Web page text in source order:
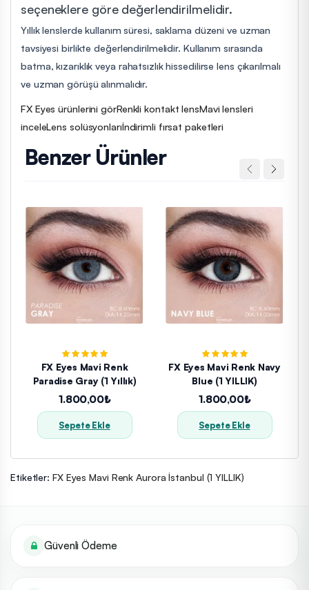
seçeneklere göre değerlendirilmelidir.
Yıllık lenslerde kullanım süresi, saklama düzeni ve uzman
tavsiyesi birlikte değerlendirilmelidir. Kullanım sırasında
batma, kızarıklık veya rahatsızlık hissedilirse lens çıkarılmalı
ve uzman görüşü alınmalıdır.
FX Eyes ürünlerini görRenkli kontakt lensMavi lensleri
inceleLens solüsyonlarıİndirimli fırsat paketleri
Benzer Ürünler
FX Eyes Mavi Renk
Paradise Gray (1 Yıllık)
1.800,00₺
Sepete Ekle
FX Eyes Mavi Renk Navy
Blue (1 YILLIK)
1.800,00₺
Sepete Ekle
Etiketler: FX Eyes Mavi Renk Aurora İstanbul (1 YILLIK)
Güvenli Ödeme